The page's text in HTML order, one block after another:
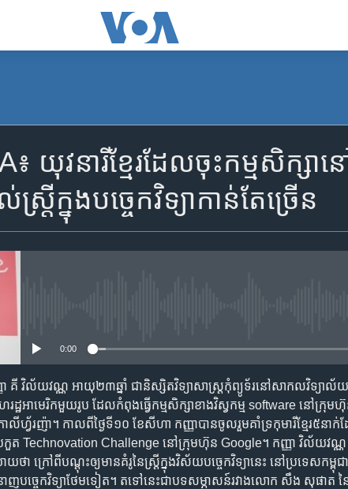
យុវនារី​ខ្មែរ​ដែល​ចុះ​កម្មសិក្ស
រី​ក្នុង​បច្ចេកវិទ្យាកាន់តែ​ច្រើន
0:00
គី វិល័យវណ្ណ អាយុ​២៣​ឆ្នាំ ជា​និស្សិត​​​វិទ្យាសាស្ត្រ​កុំព្យូទ័រ​​​នៅ​សាកលវិទ្យាល័
ឋ​អាមេរិក​​មួយ​រូប ​​ដែល​កំពុង​ធ្វើ​កម្មសិក្សា​​​ខាង​វិស្វកម្ម​ software ​នៅ​ក្រុមហ៊ុន​
លីហ្វ័រញ៉ា។ កាល​ពី​ថ្ងៃ​ទី​១០ ខែ​សីហា កញ្ញា​​បាន​​ចូល​រួម​​គាំទ្រ​​កុមារី​ខ្មែរ​៥​​​នាក់​​
ប្រកួត​ Technovation Challenge នៅ​ក្រុមហ៊ុន Google។ កញ្ញា​ វិល័យវណ្
ា ​ក្រៅ​ពី​បណ្តុះ​ឲ្យ​មាន​​គំរូ​នៃ​ស្ត្រី​ក្នុង​វិស័យ​បច្ចេកវិទ្យា​នេះ នៅ​ប្រទេស​កម្ពុជា​
នាញ​បច្ចេកវិទ្យា​ថែម​ទៀត។ តទៅ​នេះ​ជា​បទសម្ភាសន៍​រវាង​លោក​ សឹង សុផាត